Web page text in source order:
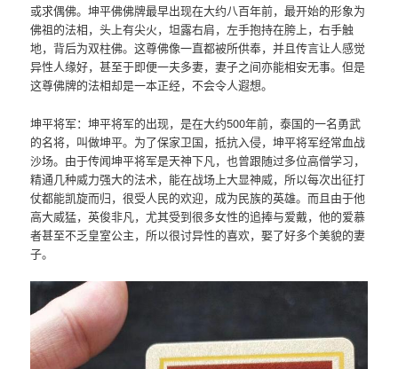
或求偶佛。坤平佛佛牌最早出现在大约八百年前，最开始的形象为
佛祖的法相，头上有尖火，坦露右肩，左手抱持在胯上，右手触
地，背后为双柱佛。这尊佛像一直都被所供奉，并且传言让人感觉
异性人缘好，甚至于即便一夫多妻，妻子之间亦能相安无事。但是
这尊佛牌的法相却是一本正经，不会令人遐想。
坤平将军：坤平将军的出现，是在大约500年前，泰国的一名勇武
的名将，叫做坤平。为了保家卫国，抵抗入侵，坤平将军经常血战
沙场。由于传闻坤平将军是天神下凡，也曾跟随过多位高僧学习，
精通几种威力强大的法术，能在战场上大显神威，所以每次出征打
仗都能凯旋而归，很受人民的欢迎，成为民族的英雄。而且由于他
高大威猛，英俊非凡，尤其受到很多女性的追捧与爱戴，他的爱慕
者甚至不乏皇室公主，所以很讨异性的喜欢，娶了好多个美貌的妻
子。